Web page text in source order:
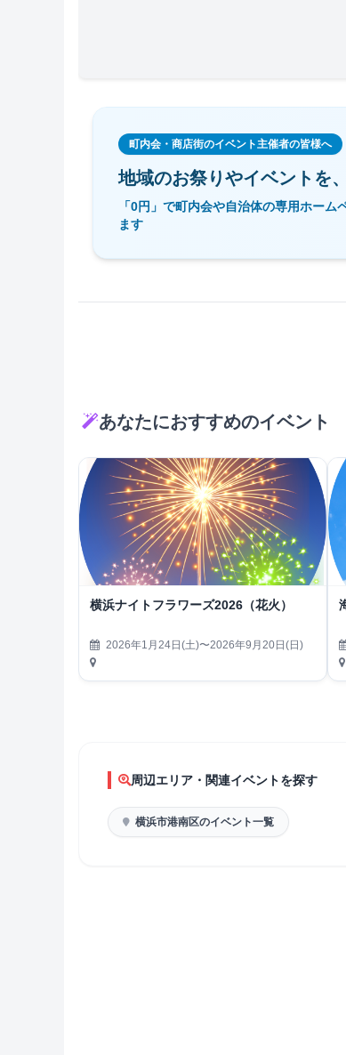
町内会・商店街のイベント主催者の皆様へ
地域のお祭りやイベントを、
「0円」で町内会や自治体の専用ホー
ます
あなたにおすすめのイベント
横浜ナイトフラワーズ2026（花火）
2026年1月24日(土)〜2026年9月20日(日)
周辺エリア・関連イベントを探す
横浜市港南区のイベント一覧